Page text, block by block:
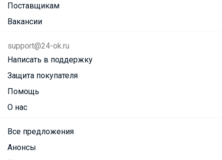
Поставщикам
Вакансии
support@24-ok.ru
Написать в поддержку
Защита покупателя
Помощь
О нас
Все предложения
Анонсы